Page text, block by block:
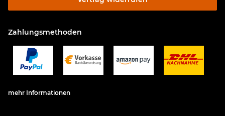
Zahlungsmethoden
mehr Informationen